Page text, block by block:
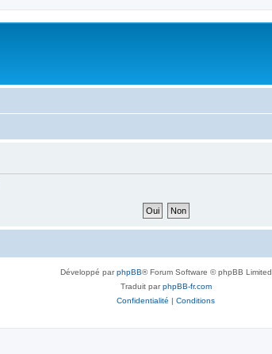
Développé parphpBB® Forum Software © phpBB Limited
Traduit parphpBB-fr.com
Confidentialité | Conditions